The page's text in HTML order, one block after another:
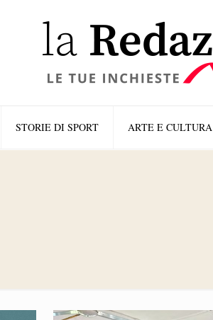
STORIE DI SPORT ARTE E CULTURA